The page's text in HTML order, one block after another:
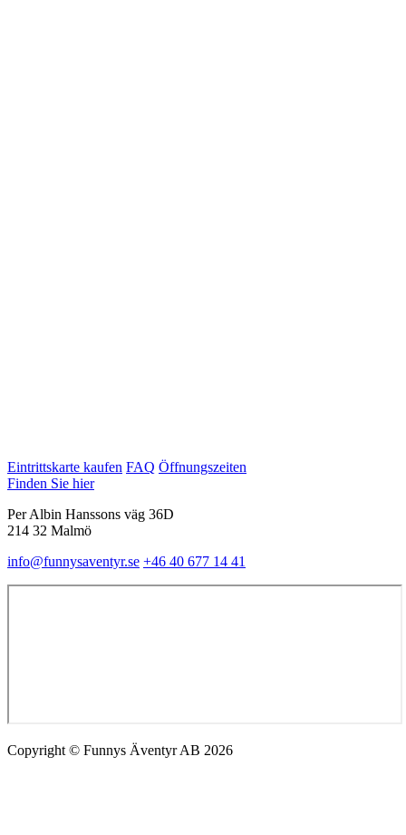
Eintrittskarte kaufen FAQ Öffnungszeiten
Finden Sie hier
Per Albin Hanssons väg 36D
214 32 Malmö
info@funnysaventyr.se +46 40 677 14 41
Copyright © Funnys Äventyr AB 2026